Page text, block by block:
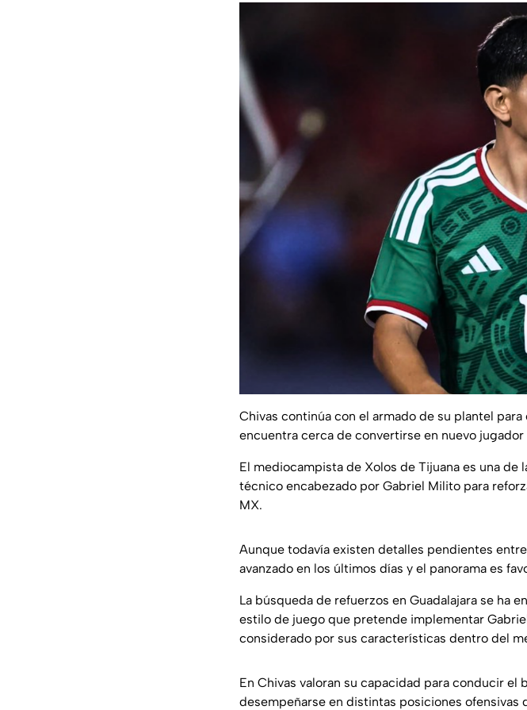
Chivas continúa con el armado de su plantel
encuentra cerca de convertirse en nuevo
El mediocampista de Xolos de Tijuana es una
técnico encabezado por Gabriel Milito para
MX.
Aunque todavía existen detalles pendientes
avanzado en los últimos días y el panorama es
La búsqueda de refuerzos en Guadalajara se ha
estilo de juego que pretende implementar
considerado por sus características dentro del
En Chivas valoran su capacidad para conducir
desempeñarse en distintas posiciones ofensivas